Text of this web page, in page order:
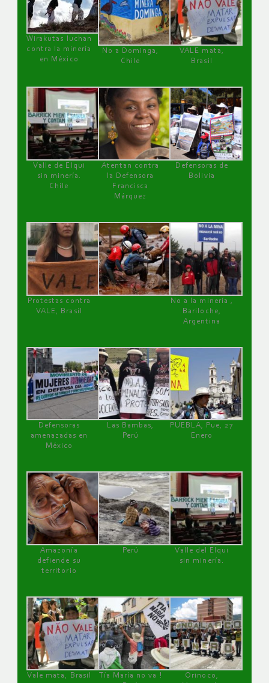
Wirakutas luchan
contra la minería
en México
No a Dominga,
Chile
VALE mata,
Brasil
Valle de Elqui
sin minería.
Chile
Atentan contra
la Defensora
Francisca
Márquez
Defensoras de
Bolivia
Protestas contra
VALE, Brasil
No a la minería ,
Bariloche,
Argentina
Defensoras
amenazadas en
México
Las Bambas,
Perú
PUEBLA, Pue, 27
Enero
Amazonía
defiende su
territorio
Perú
Valle del Elqui
sin minería.
Vale mata, Brasil
Tía María no va !
Orinoco,